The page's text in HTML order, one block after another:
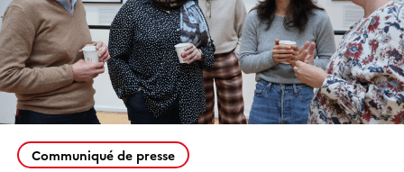
Communiqué de presse